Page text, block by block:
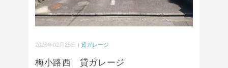
2026年02月25日 |貸ガレージ
梅小路西 貸ガレージ